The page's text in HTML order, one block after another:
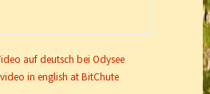
auf deutsch bei Odysee
in english at BitChute